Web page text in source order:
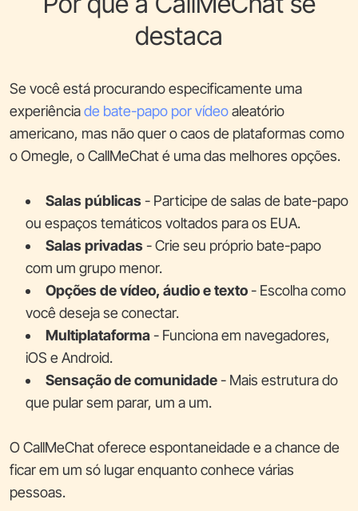
destaca
Se você está procurando especificamente uma
experiênciade bate-papo por vídeoaleatório
americano, mas não quer o caos de plataformas como
o Omegle, o CallMeChat é uma das melhores opções.
Salas públicas - Participe de salas de bate-papo
ou espaços temáticos voltados para os EUA.
Salas privadas - Crie seu próprio bate-papo
com um grupo menor.
Opções de vídeo, áudio e texto- Escolha como
você deseja se conectar.
Multiplataforma- Funciona em navegadores,
iOS e Android.
Sensação de comunidade- Mais estrutura do
que pular sem parar, um a um.
O CallMeChat oferece espontaneidade e a chance de
ficar em um só lugar enquanto conhece várias
pessoas.